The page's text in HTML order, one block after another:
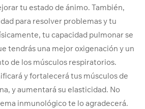
tu estado de ánimo. También,
para resolver problemas y tu
tu capacidad pulmonar se
tendrás una mejor oxigenación y un
de los músculos respiratorios.
y fortalecerá tus músculos de
y aumentará su elasticidad. No
inmunológico te lo agradecerá.